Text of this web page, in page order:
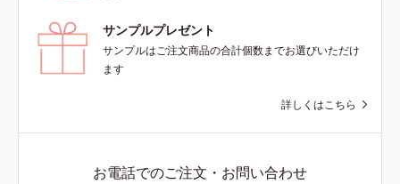
サンプルプレゼント
サンプルはご注文商品の合計個数までお選びいただけ
ます
詳しくはこちら
お電話でのご注文・お問い合わせ